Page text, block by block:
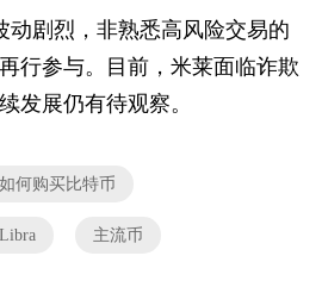
动剧烈，非熟悉高风险交易的
行参与。目前，米莱面临诈欺
发展仍有待观察。
如何购买比特币
Libra 主流币